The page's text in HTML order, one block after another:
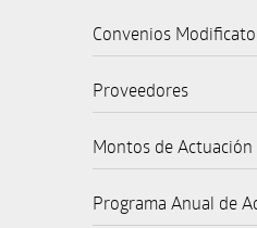
Convenios
Proveedores
Montos de Actuación
Programa Anual de